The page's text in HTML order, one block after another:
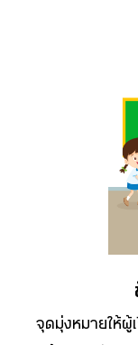
จุดมุ่งหมายให้ผู้เ